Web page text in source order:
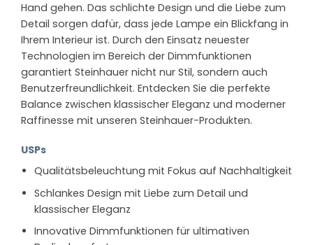
Hand gehen. Das schlichte Design und die Liebe zum
Detail sorgen dafür, dass jede Lampe ein Blickfang in
Ihrem Interieur ist. Durch den Einsatz neuester
Technologien im Bereich der Dimmfunktionen
garantiert Steinhauer nicht nur Stil, sondern auch
Benutzerfreundlichkeit. Entdecken Sie die perfekte
Balance zwischen klassischer Eleganz und moderner
Raffinesse mit unseren Steinhauer-Produkten.
USPs
Qualitätsbeleuchtung mit Fokus auf Nachhaltigkeit
Schlankes Design mit Liebe zum Detail und
klassischer Eleganz
Innovative Dimmfunktionen für ultimativen